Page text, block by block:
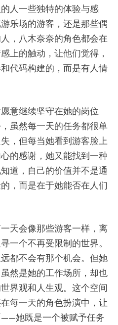
人一些独特的体验与感
乐场的游客，还是那些偶
，八木奈奈的角色都会在
上的触动，让他们觉得，
代码构建的，而是有人情
意继续坚守在她的岗位
虽然每一天的任务都很单
，但每当她看到游客脸上
的感谢，她又能找到一种
道，自己的价值并不是通
，而是在于她能否在人们
天会像那些游客一样，离
一个不再受限制的世界。
都不会有那个机会。但她
然是她的工作场所，却也
界观和人生观。这个空间
每一天的角色扮演中，让
她既是一个被赋予任务